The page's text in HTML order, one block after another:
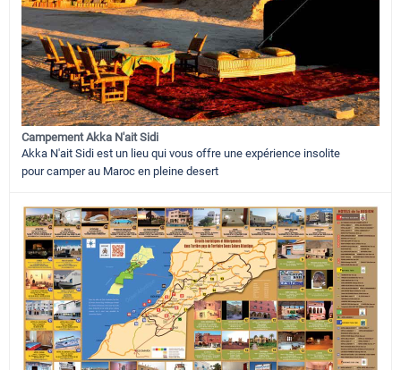
Campement Akka N'ait Sidi
Akka N'ait Sidi est un lieu qui vous offre une expérience insolite
pour camper au Maroc en pleine desert